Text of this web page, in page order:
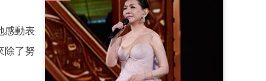
感動表
除了努